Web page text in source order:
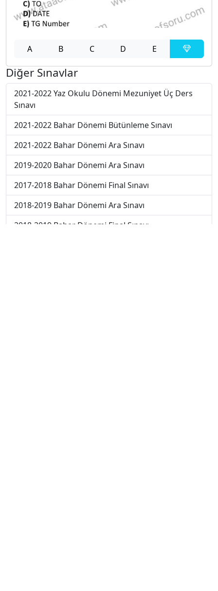
A B C D E
Diğer Sınavlar
2021-2022 Yaz Okulu Dönemi Mezuniyet Üç Ders
Sınavı
2021-2022 Bahar Dönemi Bütünleme Sınavı
2021-2022 Bahar Dönemi Ara Sınavı
2019-2020 Bahar Dönemi Ara Sınavı
2017-2018 Bahar Dönemi Final Sınavı
2018-2019 Bahar Dönemi Ara Sınavı
2018-2019 Bahar Dönemi Final Sınavı